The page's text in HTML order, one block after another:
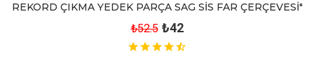
REKORD ÇIKMA YEDEK PARÇA SAG SİS FAR ÇERÇEVESİ"
₺52.5 ₺42